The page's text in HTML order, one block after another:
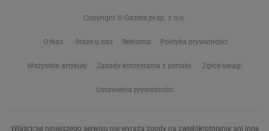
Copyright © Gazeta.pl sp. z o.o.
O Nas Staże u nas Reklama Polityka prywatności
Wszystkie artykuły Zasady korzystania z portalu Zgłoś uwagi
Ustawienia prywatności
Właściciel niniejszego serwisu nie wyraża zgody na zwielokrotnianie ani inne